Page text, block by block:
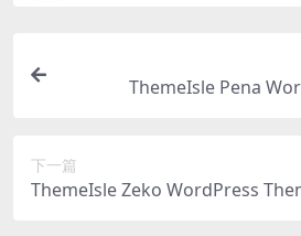
ThemeIsle Pena
下一篇
ThemeIsle Zeko WordPress